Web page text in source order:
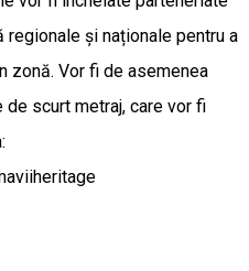
și naționale pentru a
zonă. Vor fi de asemenea
scurt metraj, care vor fi